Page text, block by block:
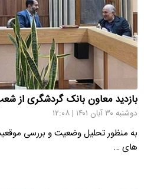
بازدید معاون بانک گردشگری از
دوشنبه ۳۰ آبان ۱۴۰۱ | ۱۲:۰۸
به منظور تحلیل وضعیت و بررسی
های …